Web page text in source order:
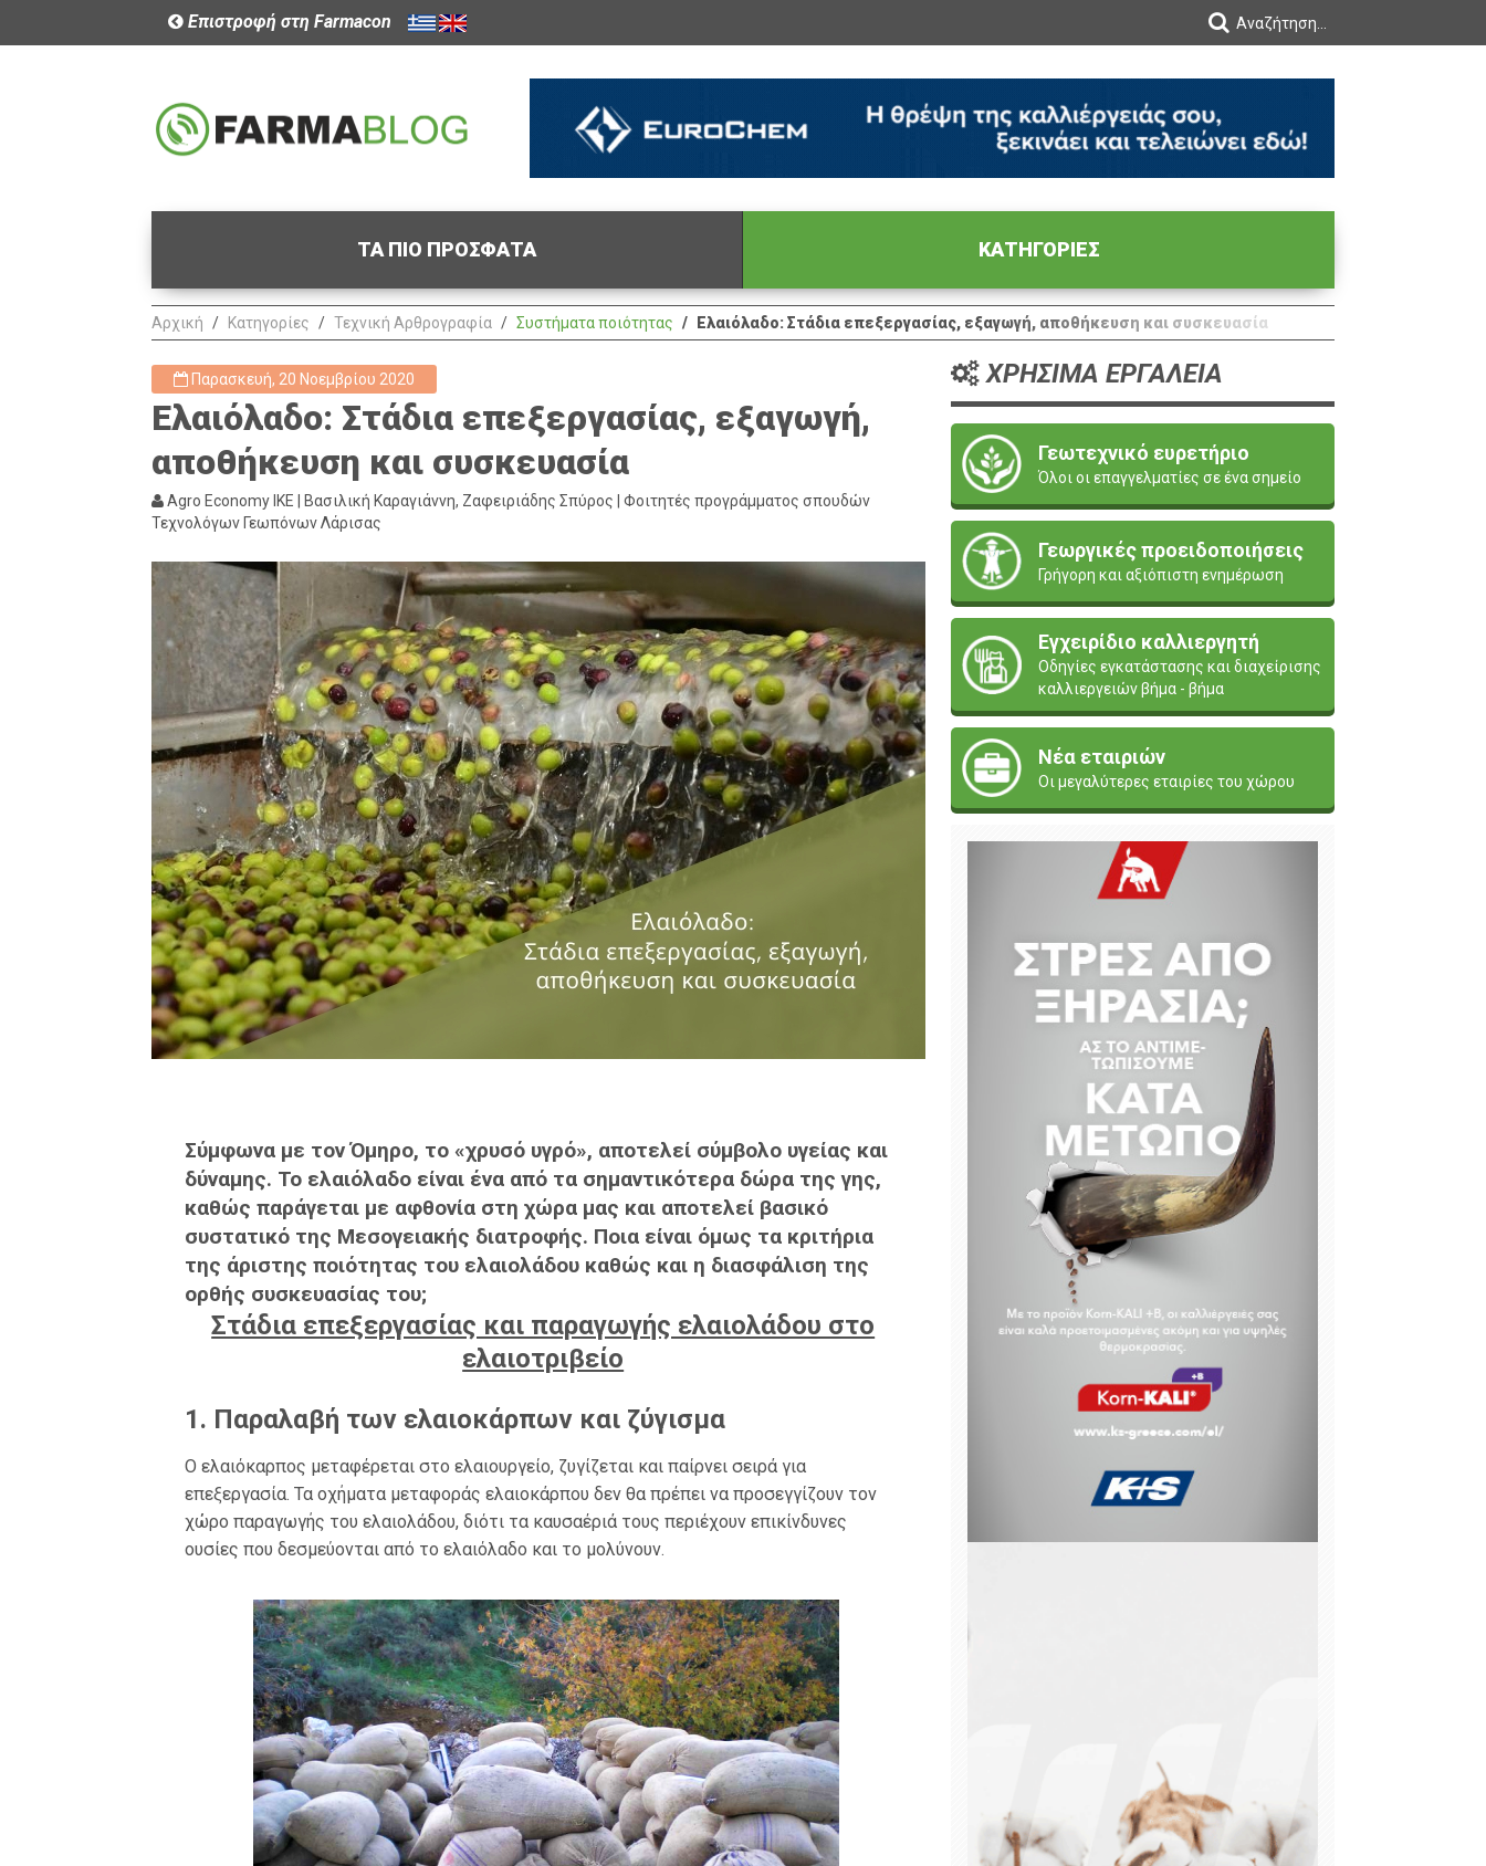
Επιστροφή στη Farmacon
ΤΑ ΠΙΟ ΠΡΟΣΦΑΤΑ ΚΑΤΗΓΟΡΙΕΣ
Αρχική Κατηγορίες Τεχνική Αρθρογραφία Συστήματα ποιότητας Ελαιόλαδο: Στάδια επεξεργασίας, εξαγωγή, αποθήκευση και συσκευασία
Παρασκευή, 20 Νοεμβρίου 2020
Ελαιόλαδο: Στάδια επεξεργασίας, εξαγωγή,
αποθήκευση και συσκευασία
Agro Economy ΙΚΕ | Βασιλική Καραγιάννη, Ζαφειριάδης Σπύρος | Φοιτητές προγράμματος σπουδών
Τεχνολόγων Γεωπόνων Λάρισας
Σύμφωνα με τον Όμηρο, το «χρυσό υγρό», αποτελεί σύμβολο υγείας και
δύναμης. Το ελαιόλαδο είναι ένα από τα σημαντικότερα δώρα της γης,
καθώς παράγεται με αφθονία στη χώρα μας και αποτελεί βασικό
συστατικό της Μεσογειακής διατροφής. Ποια είναι όμως τα κριτήρια
της άριστης ποιότητας του ελαιολάδου καθώς και η διασφάλιση της
ορθής συσκευασίας του;
Στάδια επεξεργασίας και παραγωγής ελαιολάδου στο
ελαιοτριβείο
1. Παραλαβή των ελαιοκάρπων και ζύγισμα
Ο ελαιόκαρπος μεταφέρεται στο ελαιουργείο, ζυγίζεται και παίρνει σειρά για
επεξεργασία. Τα οχήματα μεταφοράς ελαιοκάρπου δεν θα πρέπει να προσεγγίζουν τον
χώρο παραγωγής του ελαιολάδου, διότι τα καυσαέριά τους περιέχουν επικίνδυνες
ουσίες που δεσμεύονται από το ελαιόλαδο και το μολύνουν.
ΧΡΗΣΙΜΑ ΕΡΓΑΛΕΙΑ
Γεωτεχνικό ευρετήριο
Όλοι οι επαγγελματίες σε ένα σημείο
Γεωργικές προειδοποιήσεις
Γρήγορη και αξιόπιστη ενημέρωση
Εγχειρίδιο καλλιεργητή
Οδηγίες εγκατάστασης και διαχείρισης
καλλιεργειών βήμα - βήμα
Νέα εταιριών
Οι μεγαλύτερες εταιρίες του χώρου